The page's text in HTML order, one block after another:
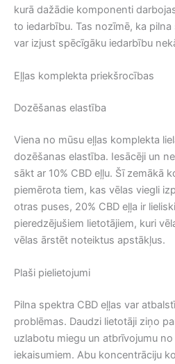
kurā dažādie komponenti
to iedarbību. Tas nozīmē, ka pilna
var izjust spēcīgāku iedarbību
Eļļas komplekta priekšrocības
Dozēšanas elastība
Viena no mūsu eļļas komplekta
dozēšanas elastība. Iesācēji un
sākt ar 10% CBD eļļu. Šī zemākā
piemērota tiem, kas vēlas viegli
otras puses, 20% CBD eļļa ir
pieredzējušiem lietotājiem, kuri
vēlas ārstēt noteiktus apstākļus.
Plaši pielietojumi
Pilna spektra CBD eļļas var
problēmas. Daudzi lietotāji ziņo
uzlabotu miegu un atbrīvojumu
iekaisumiem. Abu koncentrāciju